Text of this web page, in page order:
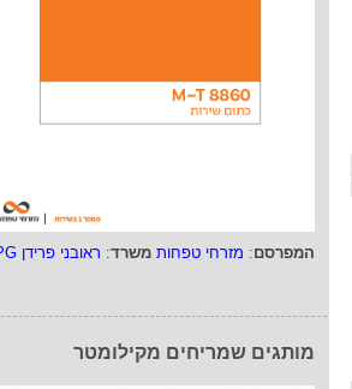
המפרסם: מזרחי טפחות משרד: ראובני פרידן IPG
מותגים שמריחים מקילומטר